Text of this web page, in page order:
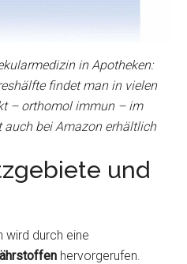
in Apotheken:
findet man in vielen
– orthomol immun – im
auch bei Amazon erhältlich
und
wird durch eine
hervorgerufen.